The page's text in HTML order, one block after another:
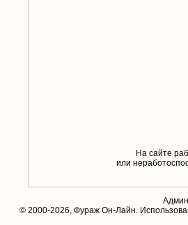
На сайте
или
© 2000-2026, Фураж Он-Лайн.